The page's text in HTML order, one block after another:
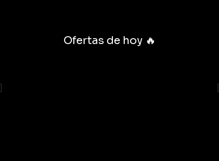
Ofertas de hoy 🔥